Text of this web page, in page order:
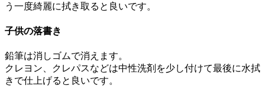
う一度綺麗に拭き取ると良いです。
子供の落書き
鉛筆は消しゴムで消えます。
クレヨン、クレパスなどは中性洗剤を少し付けて最後に水拭
きで仕上げると良いです。